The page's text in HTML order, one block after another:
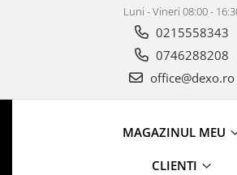
Luni - Vineri 08:00 -
0215558343
0746288208
office@dexo.ro
MAGAZINUL MEU
CLIENTI